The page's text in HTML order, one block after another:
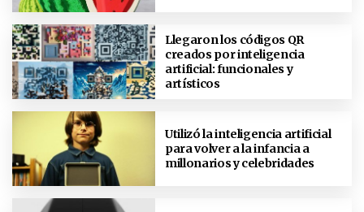
Llegaron los códigos QR
creados por inteligencia
artificial: funcionales y
artísticos
Utilizó la inteligencia artificial
para volver a la infancia a
millonarios y celebridades